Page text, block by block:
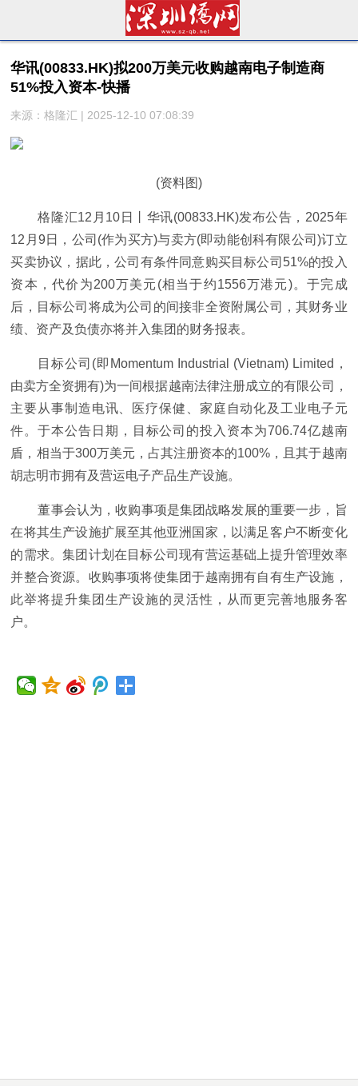
华讯(00833.HK)拟200万美元收购越南电子制造商
51%投入资本-快播
来源：格隆汇 | 2025-12-10 07:08:39
(资料图)
格隆汇12月10日丨华讯(00833.HK)发布公告，2025年
12月9日，公司(作为买方)与卖方(即动能创科有限公司)订立
买卖协议，据此，公司有条件同意购买目标公司51%的投入
资本，代价为200万美元(相当于约1556万港元)。于完成
后，目标公司将成为公司的间接非全资附属公司，其财务业
绩、资产及负债亦将并入集团的财务报表。
目标公司(即Momentum Industrial (Vietnam) Limited，
由卖方全资拥有)为一间根据越南法律注册成立的有限公司，
主要从事制造电讯、医疗保健、家庭自动化及工业电子元
件。于本公告日期，目标公司的投入资本为706.74亿越南
盾，相当于300万美元，占其注册资本的100%，且其于越南
胡志明市拥有及营运电子产品生产设施。
董事会认为，收购事项是集团战略发展的重要一步，旨
在将其生产设施扩展至其他亚洲国家，以满足客户不断变化
的需求。集团计划在目标公司现有营运基础上提升管理效率
并整合资源。收购事项将使集团于越南拥有自有生产设施，
此举将提升集团生产设施的灵活性，从而更完善地服务客
户。